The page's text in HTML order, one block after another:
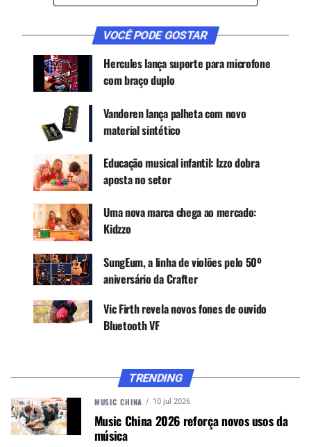
possa tocar alto.
CARACTERÍSTICAS
Disponíveis em 14″ HiHats, 16″ Crash, 18″ Crash
Ride
80% mais silencioso do que os pratos tradicionais
Toque em volume baixo em um prato acústico
escovinhas e mallets
Ideal para espaços de prática, aulas de bateria,
Evite a fadiga auditiva de longas sessões de
prática
Você encontra naIzzo.
VOCÊ PODE GOSTAR
Hercules lança suporte para microfone
com braço duplo
Vandoren lança palheta com novo
material sintético
Educação musical infantil: Izzo dobra
aposta no setor
Uma nova marca chega ao mercado:
Kidzzo
SungEum, a linha de violões pelo 50º
aniversário da Crafter
Vic Firth revela novos fones de ouvido
Bluetooth VF
TRENDING
MUSIC CHINA 10 jul 2026
Music China 2026 reforça novos usos da
música